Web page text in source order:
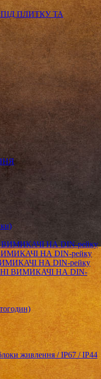
ПЛИТКУ ТА
НА DIN-рейку
НА DIN-рейку
НА DIN-рейку
ВИМИКАЧІ НА DIN-
живлення / IP67 / IP44